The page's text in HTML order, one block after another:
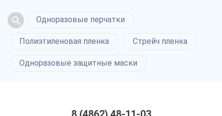
Одноразовые перчатки
Полиэтиленовая пленка Стрейч пленка
Одноразовые защитные маски